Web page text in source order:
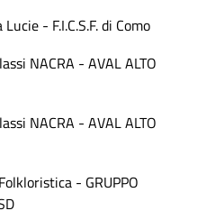
- F.I.C.S.F. di Como
NACRA - AVAL ALTO
NACRA - AVAL ALTO
- GRUPPO